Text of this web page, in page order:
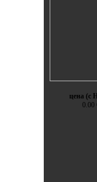
цена (с
0.00